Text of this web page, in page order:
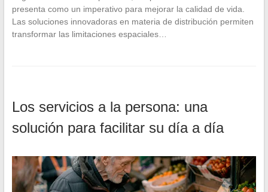
presenta como un imperativo para mejorar la calidad de vida.
Las soluciones innovadoras en materia de distribución permiten
transformar las limitaciones espaciales…
Los servicios a la persona: una
solución para facilitar su día a día